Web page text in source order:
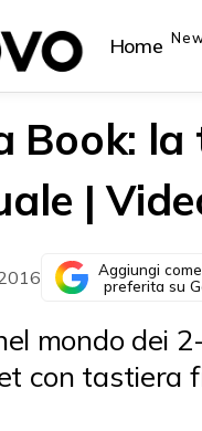
Home
Book:
|
Aggiungi
preferita su
mondo dei
con tastiera